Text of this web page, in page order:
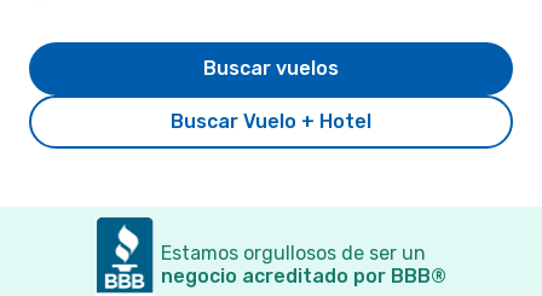
Buscar Vuelo + Hotel
Buscar vuelos
Estamos orgullosos de ser un
negocio acreditado por BBB®